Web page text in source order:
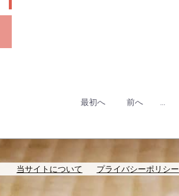
最初へ 前へ
当サイトについて プライバシーポリシー